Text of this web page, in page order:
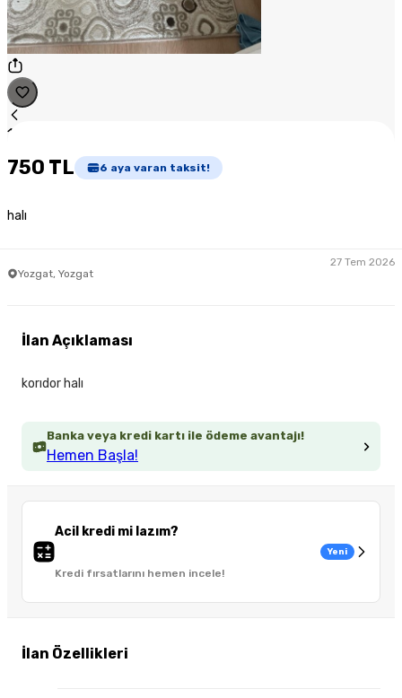
1
750 TL 6 aya varan taksit!
halı
Yozgat, Yozgat
27 Tem 2026
Banka veya kredi kartı ile ödeme avantajı!
Hemen Başla!
Acil kredi mi lazım?
Kredi fırsatlarını hemen incele!
Yeni
İlan Özellikleri
İlan Açıklaması
korıdor halı